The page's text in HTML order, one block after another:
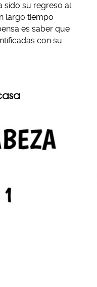
sido su regreso al
largo tiempo
es saber que
con su